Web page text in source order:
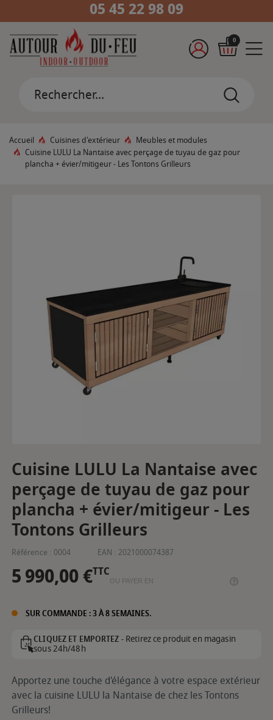
05 45 22 98 09
0
Accueil Cuisines d'extérieur
Meubles et modules
Cuisine LULU La Nantaise avec perçage de tuyau de gaz pour
plancha + évier/mitigeur - Les Tontons Grilleurs
Cuisine LULU La Nantaise avec
perçage de tuyau de gaz pour
plancha + évier/mitigeur - Les
Tontons Grilleurs
Référence : 0004 EAN : 2021000074387
5 990,00 €TTC
OU PAYER EN
SUR COMMANDE : 3 À 8 SEMAINES.
CLIQUEZ ET EMPORTEZ -Retirez ce produit en magasin
sous 24h/48h
Apportez une touche d'élégance à votre espace extérieur
avec la cuisine LULU la Nantaise de chez les Tontons
Grilleurs!